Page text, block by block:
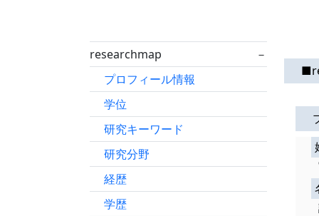
researchmap
－
プロフィール情報
学位
研究キーワード
研究分野
経歴
学歴